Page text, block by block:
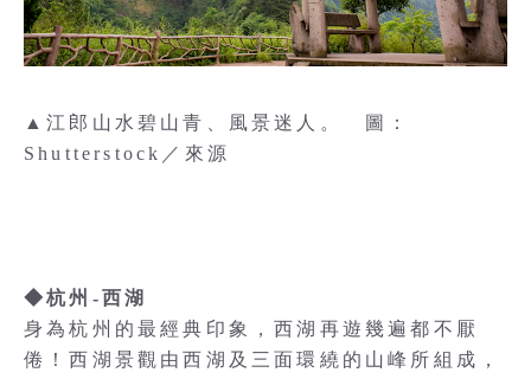
▲江郎山水碧山青、風景迷人。 圖：
Shutterstock／來源
◆杭州-西湖
身為杭州的最經典印象，西湖再遊幾遍都不厭
倦！西湖景觀由西湖及三面環繞的山峰所組成，